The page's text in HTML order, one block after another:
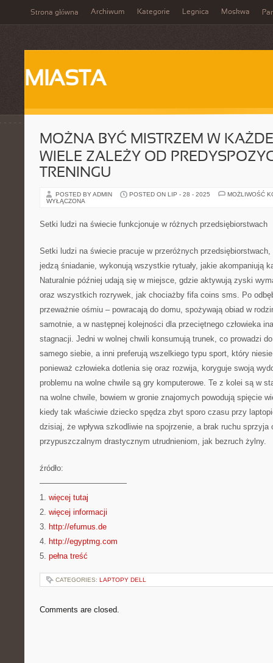
Strona główna Archiwum Kategorie Legnica Moskwa
MIASTA
MOŻNA BYĆ MISTRZEM W
WIELE ZALEŻY OD
TRENINGU
POSTED BY ADMIN POSTED ON LIP - 28 - 2025
MOŻLIWOŚĆ
WYŁĄCZONA
Setki ludzi na świecie funkcjonuje w różnych przedsiębiorstwach
Setki ludzi na świecie pracuje w przeróżnych
jedzą śniadanie, wykonują wszystkie rytuały, jakie akompaniują
Naturalnie później udają się w miejsce, gdzie aktywują zyski
oraz wszystkich rozrywek, jak chociażby fifa coins sms. Po
przeważnie ośmiu – powracają do domu, spożywają obiad w
samotnie, a w następnej kolejności dla przeciętnego człowieka
stagnacji. Jedni w wolnej chwili konsumują trunek, co prowadzi
samego siebie, a inni preferują wszelkiego typu sport, który
ponieważ człowieka dotlenia się oraz rozwija, koryguje swoją
problemu na wolne chwile są gry komputerowe. Te z kolei są w
na wolne chwile, bowiem w gronie znajomych powodują spięcie
kiedy tak właściwie dziecko spędza zbyt sporo czasu przy
dzisiaj, że wpływa szkodliwie na spojrzenie, a brak ruchu sprzyja
przypuszczalnym drastycznym utrudnieniom, jak bezruch żylny.
źródło:
———————————
1. więcej tutaj
2. więcej informacji
3. http://efumus.de
4. http://egyptmg.com
5. pełna treść
CATEGORIES: LAPTOPY DELL
Comments are closed.